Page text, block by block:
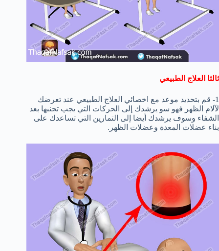
ثالثا العلاج الطبيعي
1- قم بتحديد موعد مع اخصائي العلاج الطبيعي عند تعرضك
لآلام الظهر فهو سو يرشدك إلى الحركات التي يجب تجنبها بعد
الشفاء وسوف يرشدك أيضا إلى التمارين التي تساعدك على
بناء عضلات المعدة وعضلات الظهر.